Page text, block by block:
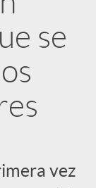
se
vez